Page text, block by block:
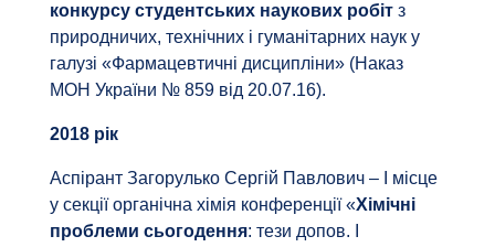
конкурсу студентських наукових робітз
природничих, технічних і гуманітарних наук у
галузі «Фармацевтичні дисципліни» (Наказ
МОН України № 859 від 20.07.16).
2018 рік
Аспірант Загорулько Сергій Павлович – І місце
у секції органічна хімія конференції «Хімічні
проблеми сьогодення: тези допов. І